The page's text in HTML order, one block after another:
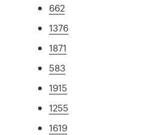
662
1376
1871
583
1915
1255
1619